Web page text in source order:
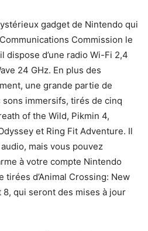
gadget de Nintendo qui
Commission le
dispose d’une radio Wi-Fi 2,4
24 GHz. En plus des
une grande partie de
sons immersifs, tirés de cinq
of the Wild, Pikmin 4,
et Ring Fit Adventure. Il
mais vous pouvez
à votre compte Nintendo
tirées d’Animal Crossing: New
qui seront des mises à jour